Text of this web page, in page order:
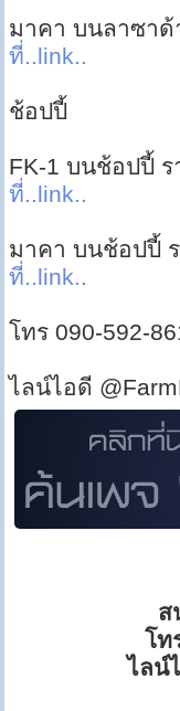
มาคา บนลาซาด้
ที่..link..
ช้อปปี้
FK-1 บนช้อปปี้
ที่..link..
มาคา บนช้อปปี้
ที่..link..
โทร 090-592-
ไลน์ไอดี
ส
โท
ไลน์